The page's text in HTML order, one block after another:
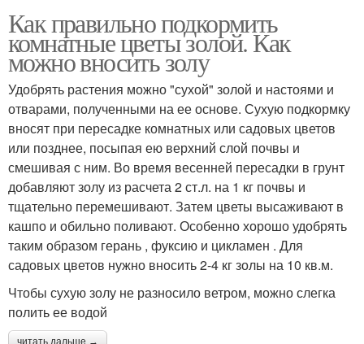
Как правильно подкормить
комнатные цветы золой. Как
можно вносить золу
Удобрять растения можно "сухой" золой и настоями и
отварами, полученными на ее основе. Сухую подкормку
вносят при пересадке комнатных или садовых цветов
или позднее, посыпая ею верхний слой почвы и
смешивая с ним. Во время весенней пересадки в грунт
добавляют золу из расчета 2 ст.л. на 1 кг почвы и
тщательно перемешивают. Затем цветы высаживают в
кашпо и обильно поливают. Особенно хорошо удобрять
таким образом герань , фуксию и цикламен . Для
садовых цветов нужно вносить 2-4 кг золы на 10 кв.м.
Чтобы сухую золу не разносило ветром, можно слегка
полить ее водой
читать дальше →